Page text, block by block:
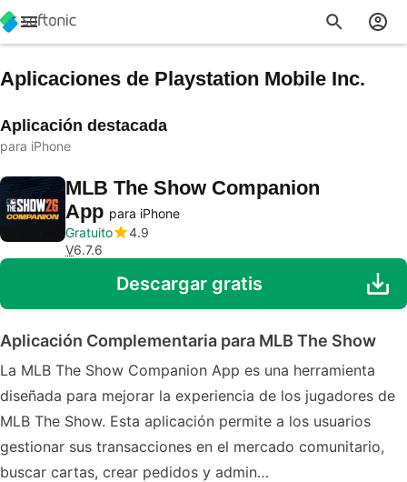
Aplicaciones de Playstation Mobile Inc.
Aplicación destacada
para iPhone
MLB The Show Companion
App para iPhone
Gratuito
4.9
V6.7.6
Descargar gratis
Aplicación Complementaria para MLB The Show
La MLB The Show Companion App es una herramienta
diseñada para mejorar la experiencia de los jugadores de
MLB The Show. Esta aplicación permite a los usuarios
gestionar sus transacciones en el mercado comunitario,
buscar cartas, crear pedidos y admin…